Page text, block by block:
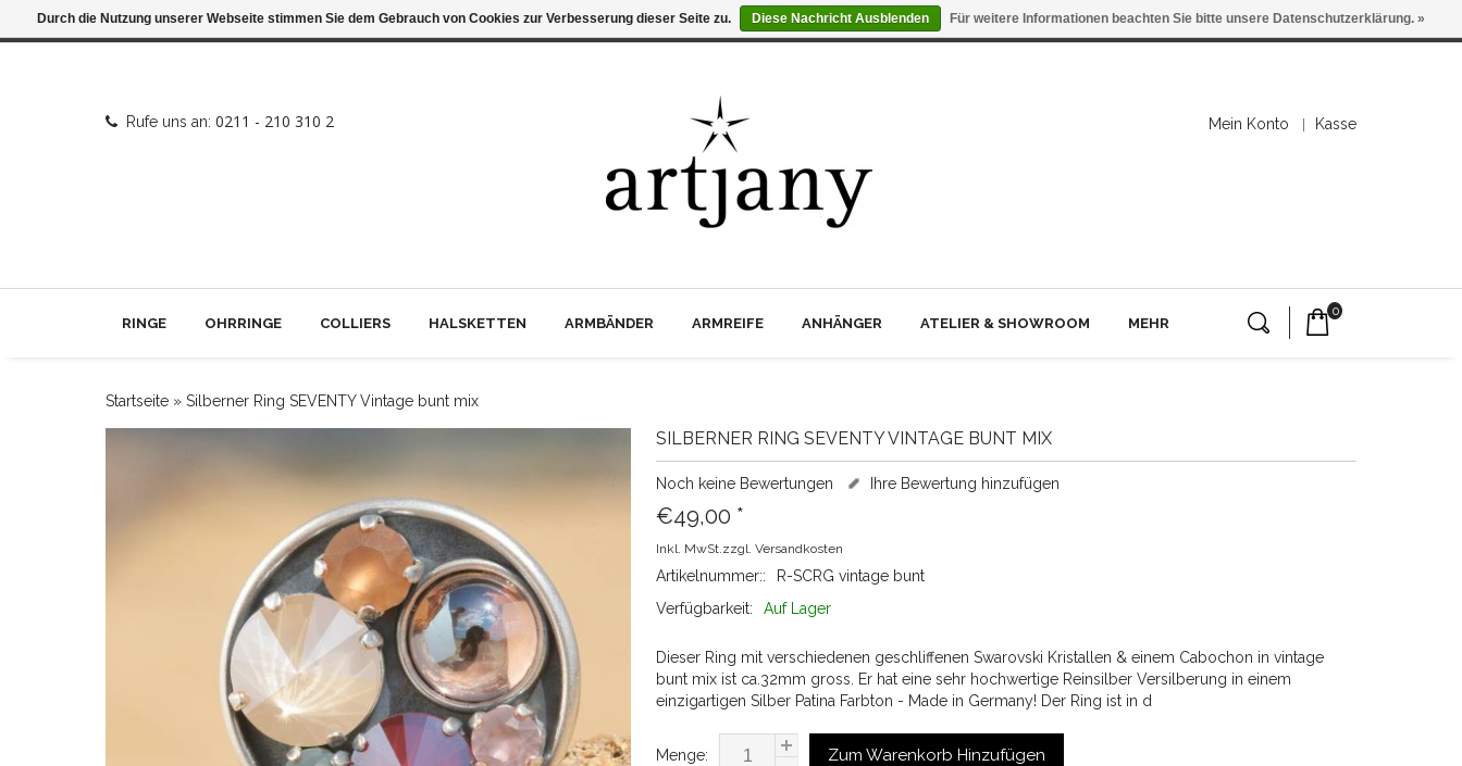
Rufe uns an: 0211 - 210 310 2 Mein Konto Kasse
RINGE OHRRINGE COLLIERS HALSKETTEN ARMBÄNDER ARMREIFE ANHÄNGER ATELIER & SHOWROOM MEHR
0
Startseite » Silberner Ring SEVENTY Vintage bunt mix
SILBERNER RING SEVENTY VINTAGE BUNT MIX
Noch keine Bewertungen Ihre Bewertung hinzufügen
€49,00 *
Inkl. MwSt.zzgl. Versandkosten
Artikelnummer::
R-SCRG vintage bunt
Verfügbarkeit:
Auf Lager
Dieser Ring mit verschiedenen geschliffenen Swarovski Kristallen & einem Cabochon in vintage
bunt mix ist ca.32mm gross. Er hat eine sehr hochwertige Reinsilber Versilberung in einem
einzigartigen Silber Patina Farbton - Made in Germany! Der Ring ist in d
Menge: Zum Warenkorb Hinzufügen
Durch die Nutzung unserer Webseite stimmen Sie dem Gebrauch von Cookies zur Verbesserung dieser Seite zu. Diese Nachricht Ausblenden Für weitere Informationen beachten Sie bitte unsere Datenschutzerklärung. »